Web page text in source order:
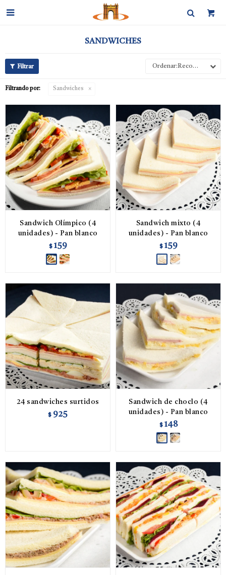

SANDWICHES
Recomendados
Filtrando por: Sandwiches
Sandwich Olímpico (4
unidades) - Pan blanco
$ 159
Sandwich mixto (4
unidades) - Pan blanco
$ 159
24 sandwiches surtidos
$ 925
Sandwich de choclo (4
unidades) - Pan blanco
$ 148